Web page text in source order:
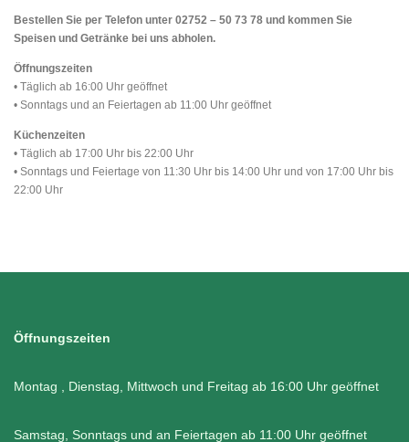
Bestellen Sie per Telefon unter 02752 – 50 73 78 und kommen Sie
Speisen und Getränke bei uns abholen.
Öffnungszeiten
• Täglich ab 16:00 Uhr geöffnet
• Sonntags und an Feiertagen ab 11:00 Uhr geöffnet
Küchenzeiten
• Täglich ab 17:00 Uhr bis 22:00 Uhr
• Sonntags und Feiertage von 11:30 Uhr bis 14:00 Uhr und von 17:00 Uhr bis
22:00 Uhr
Öffnungszeiten
Montag , Dienstag, Mittwoch und Freitag ab 16:00 Uhr geöffnet
Samstag, Sonntags und an Feiertagen ab 11:00 Uhr geöffnet